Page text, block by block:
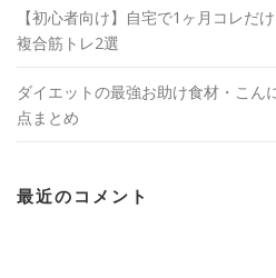
【初心者向け】自宅で1ヶ月コレだ
複合筋トレ2選
ダイエットの最強お助け食材・こん
点まとめ
最近のコメント